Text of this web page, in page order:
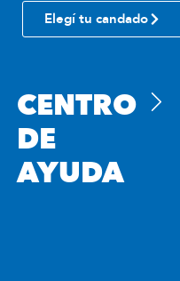
Elegí tu candado
CENTRO
DE
AYUDA